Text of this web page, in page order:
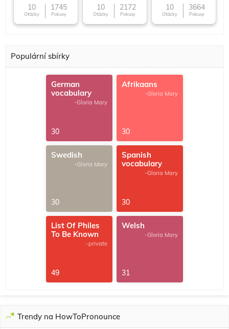
10
Otázky
1745
Pokusy
10
Otázky
2172
Pokusy
10
Otázky
3664
Pokusy
Populární sbírky
German
vocabulary
-Gloria Mary
30
Afrikaans
-Gloria Mary
30
Swedish
-Gloria Mary
30
Spanish
vocabulary
-Gloria Mary
30
List Of Philes
To Be Known
-private
49
Welsh
-Gloria Mary
31
Trendy na HowToPronounce